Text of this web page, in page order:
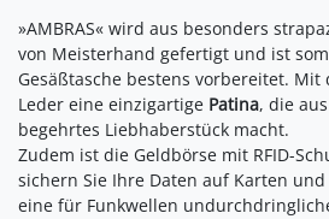
»AMBRAS« wird aus besonders
von Meisterhand gefertigt und ist
Gesäßtasche bestens vorbereitet.
Leder eine einzigartige Patina, die
begehrtes Liebhaberstück macht.
Zudem ist die Geldbörse mit RFID-
sichern Sie Ihre Daten auf Karten
eine für Funkwellen